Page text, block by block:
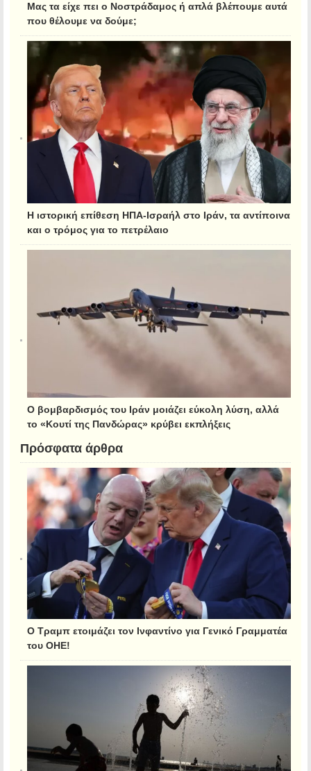
Μας τα είχε πει ο Νοστράδαμος ή απλά βλέπουμε αυτά
που θέλουμε να δούμε;
Η ιστορική επίθεση ΗΠΑ-Ισραήλ στο Ιράν, τα αντίποινα
και ο τρόμος για το πετρέλαιο
Ο βομβαρδισμός του Ιράν μοιάζει εύκολη λύση, αλλά
το «Κουτί της Πανδώρας» κρύβει εκπλήξεις
Πρόσφατα άρθρα
Ο Τραμπ ετοιμάζει τον Ινφαντίνο για Γενικό Γραμματέα
του ΟΗΕ!